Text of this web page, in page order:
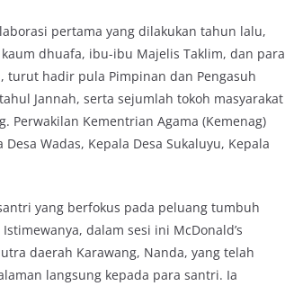
pertama yang dilakukan tahun lalu,
dhuafa, ibu-ibu Majelis Taklim, dan para
turut hadir pula Pimpinan dan Pengasuh
Jannah, serta sejumlah tokoh masyarakat
Perwakilan Kementrian Agama (Kemenag)
Wadas, Kepala Desa Sukaluyu, Kepala
yang berfokus pada peluang tumbuh
dalam sesi ini McDonald’s
daerah Karawang, Nanda, yang telah
langsung kepada para santri. Ia